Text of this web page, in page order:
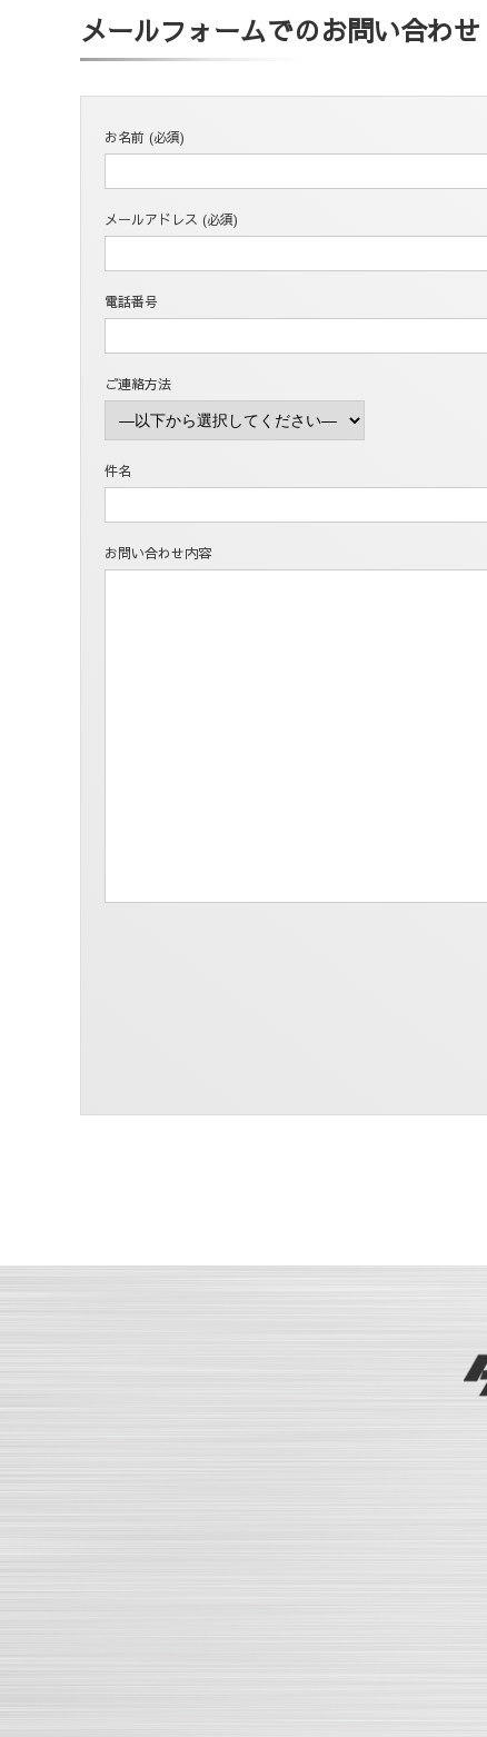
メールフォームでのお問い合わせ
お名前 (必須)
メールアドレス (必須)
電話番号
ご連絡方法
件名
お問い合わせ内容